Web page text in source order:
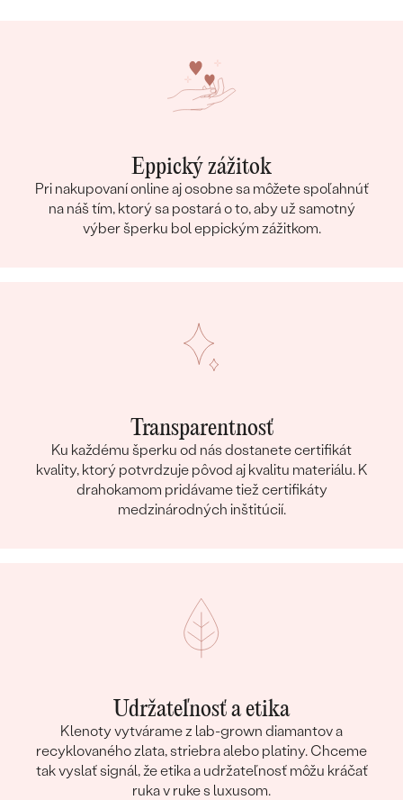
Eppický zážitok
Pri nakupovaní online aj osobne sa môžete spoľahnúť
na náš tím, ktorý sa postará o to, aby už samotný
výber šperku bol eppickým zážitkom.
Transparentnosť
Ku každému šperku od nás dostanete certifikát
kvality, ktorý potvrdzuje pôvod aj kvalitu materiálu. K
drahokamom pridávame tiež certifikáty
medzinárodných inštitúcií.
Udržateľnosť a etika
Klenoty vytvárame z lab-grown diamantov a
recyklovaného zlata, striebra alebo platiny. Chceme
tak vyslať signál, že etika a udržateľnosť môžu kráčať
ruka v ruke s luxusom.